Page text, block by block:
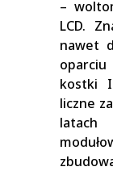
–
LCD.
nawet
kostki
liczne